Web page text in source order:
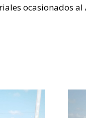
ocasionados